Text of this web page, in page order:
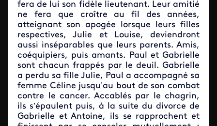
fera de lui son fidèle lieutenant. Leur amitié
ne fera que croître au fil des années,
atteignant son apogée lorsque leurs filles
respectives, Julie et Louise, deviendront
aussi inséparables que leurs parents. Amis,
coéquipiers, puis amants. Paul et Gabrielle
sont chacun frappés par le deuil. Gabrielle
a perdu sa fille Julie, Paul a accompagné sa
femme Céline jusqu’au bout de son combat
contre le cancer. Accablés par le chagrin,
ils s’épaulent puis, à la suite du divorce de
Gabrielle et Antoine, ils se rapprochent et